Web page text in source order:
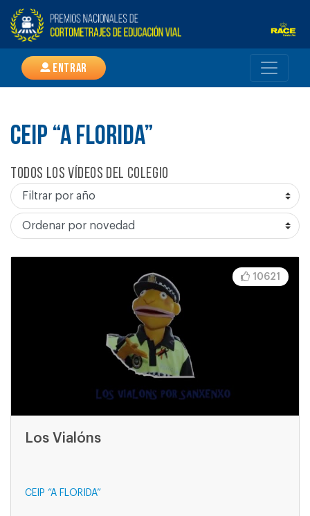
Entrar
CEIP “A FLORIDA”
Todos los vídeos del colegio
10621
Los Vialóns
CEIP “A FLORIDA”